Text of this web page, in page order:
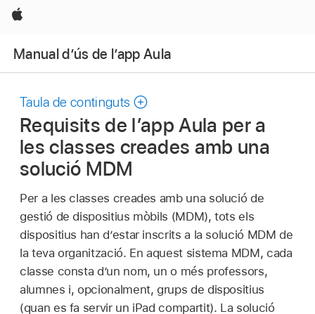
Apple
Manual d’ús de l’app Aula
Taula de continguts
Requisits de l’app Aula per a
les classes creades amb una
solució MDM
Per a les classes creades amb una solució de
gestió de dispositius mòbils (MDM), tots els
dispositius han d’estar inscrits a la solució MDM de
la teva organització. En aquest sistema MDM, cada
classe consta d’un nom, un o més professors,
alumnes i, opcionalment, grups de dispositius
(quan es fa servir un iPad compartit). La solució